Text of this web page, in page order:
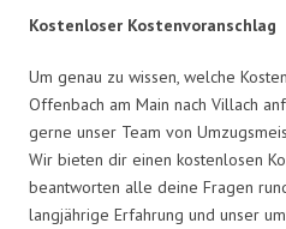
Kostenloser Kostenvoranschlag
Um genau zu wissen, welche
Offenbach am Main nach Villach
gerne unser Team von
Wir bieten dir einen kostenlosen
beantworten alle deine Fragen
langjährige Erfahrung und unser